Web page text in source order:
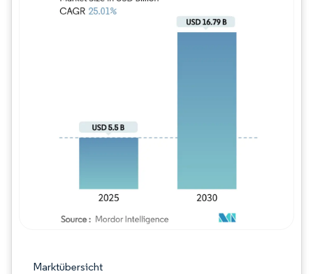
Marktübersicht